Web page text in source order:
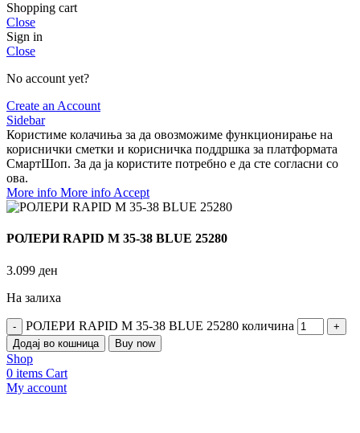
Shopping cart
Close
Sign in
Close
No account yet?
Create an Account
Sidebar
Користиме колачиња за да овозможиме функционирање на
кориснички сметки и корисничка поддршка за платформата
СмартШоп. За да ја користите потребно е да сте согласни со
ова.
More info More info Accept
РОЛЕРИ RAPID M 35-38 BLUE 25280
3.099 ден
На залиха
РОЛЕРИ RAPID M 35-38 BLUE 25280 количина
Додај во кошница Buy now
Shop
0 items Cart
My account